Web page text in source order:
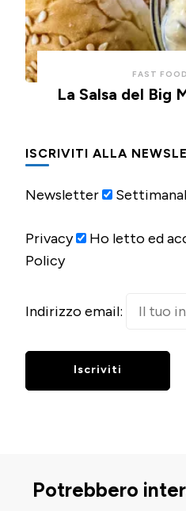
FAST FOOD
La Salsa del Big
ISCRIVITI ALLA
Newsletter
Privacy
Ho letto ed
Policy
Indirizzo email:
Potrebbero